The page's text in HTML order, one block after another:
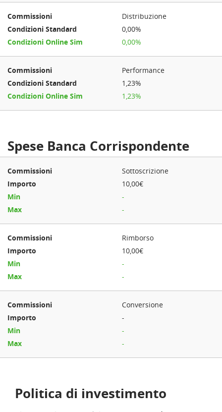
Distribuzione
0,00%
0,00%
Performance
1,23%
1,23%
Spese Banca Corrispondente
Sottoscrizione
10,00€
-
-
Rimborso
10,00€
-
-
Conversione
-
-
-
Politica di investimento